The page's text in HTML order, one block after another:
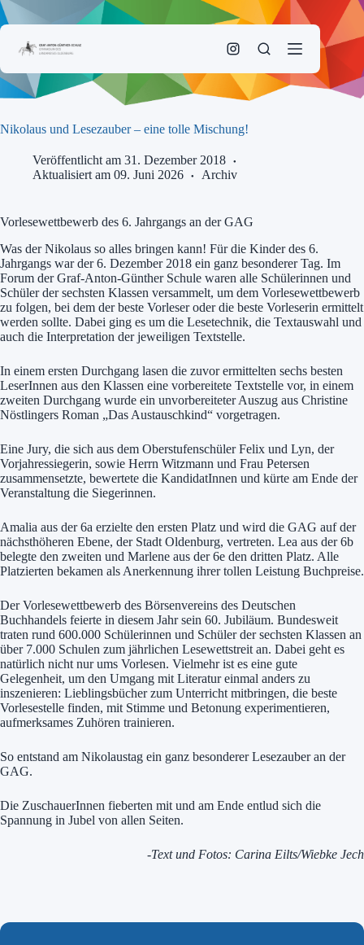
Zum
Inhalt
Nikolaus und Lesezauber – eine tolle Mischung!
Veröffentlicht am 31. Dezember 2018
Aktualisiert am 09. Juni 2026
Archiv
Vorlesewettbewerb des 6. Jahrgangs an der GAG
Was der Nikolaus so alles bringen kann! Für die Kinder des 6.
Jahrgangs war der 6. Dezember 2018 ein ganz besonderer Tag. Im
Forum der Graf-Anton-Günther Schule waren alle Schülerinnen und
Schüler der sechsten Klassen versammelt, um dem Vorlesewettbewerb
zu folgen, bei dem der beste Vorleser oder die beste Vorleserin ermittelt
werden sollte. Dabei ging es um die Lesetechnik, die Textauswahl und
auch die Interpretation der jeweiligen Textstelle.
In einem ersten Durchgang lasen die zuvor ermittelten sechs besten
LeserInnen aus den Klassen eine vorbereitete Textstelle vor, in einem
zweiten Durchgang wurde ein unvorbereiteter Auszug aus Christine
Nöstlingers Roman „Das Austauschkind“ vorgetragen.
Eine Jury, die sich aus dem Oberstufenschüler Felix und Lyn, der
Vorjahressiegerin, sowie Herrn Witzmann und Frau Petersen
zusammensetzte, bewertete die KandidatInnen und kürte am Ende der
Veranstaltung die Siegerinnen.
Amalia aus der 6a erzielte den ersten Platz und wird die GAG auf der
nächsthöheren Ebene, der Stadt Oldenburg, vertreten. Lea aus der 6b
belegte den zweiten und Marlene aus der 6e den dritten Platz. Alle
Platzierten bekamen als Anerkennung ihrer tollen Leistung Buchpreise.
Der Vorlesewettbewerb des Börsenvereins des Deutschen
Buchhandels feierte in diesem Jahr sein 60. Jubiläum. Bundesweit
traten rund 600.000 Schülerinnen und Schüler der sechsten Klassen an
über 7.000 Schulen zum jährlichen Lesewettstreit an. Dabei geht es
natürlich nicht nur ums Vorlesen. Vielmehr ist es eine gute
Gelegenheit, um den Umgang mit Literatur einmal anders zu
inszenieren: Lieblingsbücher zum Unterricht mitbringen, die beste
Vorlesestelle finden, mit Stimme und Betonung experimentieren,
aufmerksames Zuhören trainieren.
So entstand am Nikolaustag ein ganz besonderer Lesezauber an der
GAG.
Die ZuschauerInnen fieberten mit und am Ende entlud sich die
Spannung in Jubel von allen Seiten.
-Text und Fotos: Carina Eilts/Wiebke Jech